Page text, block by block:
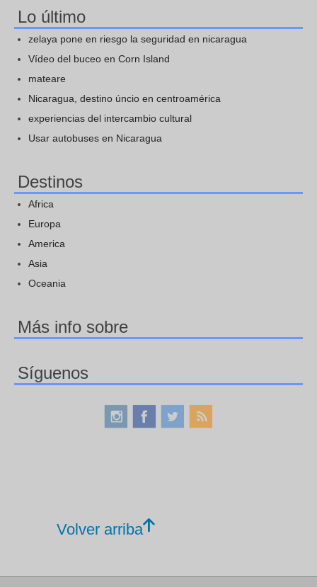
Lo último
zelaya pone en riesgo la seguridad en nicaragua
Vídeo del buceo en Corn Island
mateare
Nicaragua, destino úncio en centroamérica
experiencias del intercambio cultural
Usar autobuses en Nicaragua
Destinos
Africa
Europa
America
Asia
Oceania
Más info sobre
Síguenos
Volver arriba